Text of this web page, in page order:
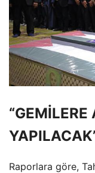
Raporlara göre,